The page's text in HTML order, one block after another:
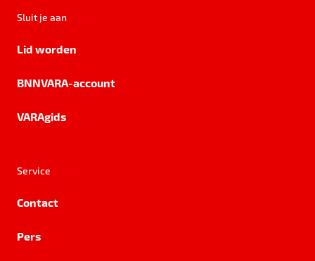
Sluit je aan
Lid worden
BNNVARA-account
VARAgids
Service
Contact
Pers